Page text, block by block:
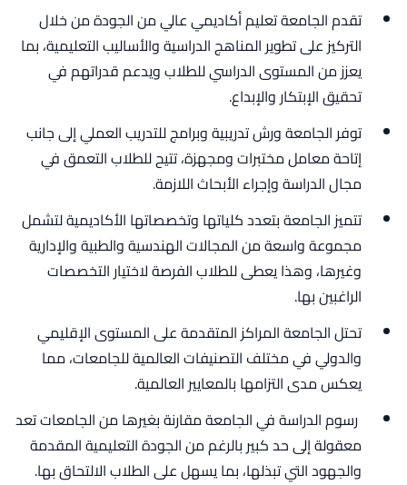
تقدم الجامعة تعليم أكاديمي عالي من الجودة من خلال
التركيز على تطوير المناهج الدراسية والأساليب التعليمية، بما
يعزز من المستوى الدراسي للطلاب ويدعم قدراتهم في
تحقيق الإبتكار والإبداع.
توفر الجامعة ورش تدريبية وبرامج للتدريب العملي إلى جانب
إتاحة معامل مختبرات ومجهزة، تتيح للطلاب التعمق في
مجال الدراسة وإجراء الأبحاث اللازمة.
تتميز الجامعة بتعدد كلياتها وتخصصاتها الأكاديمية لتشمل
مجموعة واسعة من المجالات الهندسية والطبية والإدارية
وغيرها، وهذا يعطى للطلاب الفرصة لاختيار التخصصات
الراغبين بها.
تحتل الجامعة المراكز المتقدمة على المستوى الإقليمي
والدولي في مختلف التصنيفات العالمية للجامعات، مما
يعكس مدى التزامها بالمعايير العالمية.
رسوم الدراسة في الجامعة مقارنة بغيرها من الجامعات تعد
معقولة إلى حد كبير بالرغم من الجودة التعليمية المقدمة
والجهود التي تبذلها، بما يسهل على الطلاب الالتحاق بها.